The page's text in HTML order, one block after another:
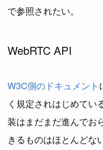
で参照されたい。
WebRTC API
W3C側のドキュメント
く規定されはじめてい
装はまだまだ進んでお
きるものはほとんどな